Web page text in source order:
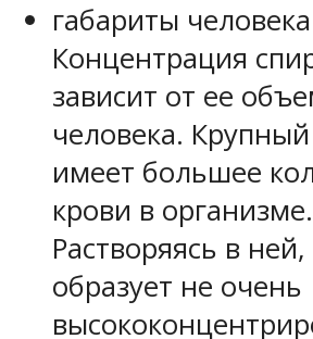
габариты
Концентрация
зависит от ее
человека.
имеет большее
крови в организме.
Растворяясь в
образует не очень